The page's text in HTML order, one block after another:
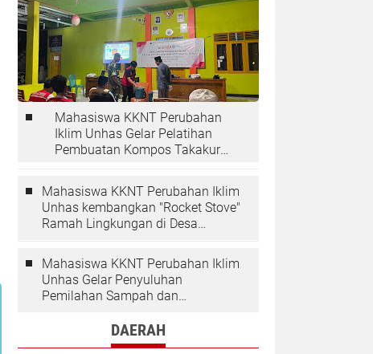
Mahasiswa KKNT Perubahan
Iklim Unhas Gelar Pelatihan
Pembuatan Kompos Takakura
Mahasiswa KKNT Perubahan Iklim
Unhas kembangkan "Rocket Stove"
Ramah Lingkungan di Desa
Mahasiswa KKNT Perubahan Iklim
Unhas Gelar Penyuluhan
Pemilahan Sampah dan
Desa KalolingDAERAH